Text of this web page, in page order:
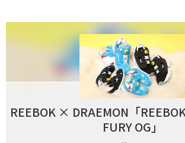
REEBOK × DRAEMON「
FURY OG」